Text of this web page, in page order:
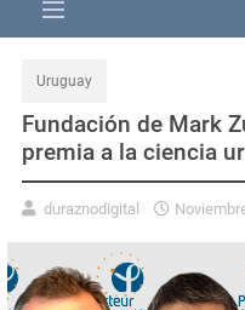
Uruguay
Fundación de Mark
premia a la ciencia
duraznodigital